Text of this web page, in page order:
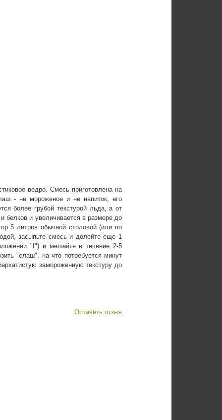
ведро. Смесь приготовлена на
- не мороженое и не напиток, его
более грубой текстурой льда, а от
белков и увеличивается в размере до
5 литров обычной столовой (или по
засыпьте смесь и долейте еще 1
"I") и мешайте в течение 2-5
"слаш", на что потребуется минут
замороженную текстуру до
Оставить отзыв